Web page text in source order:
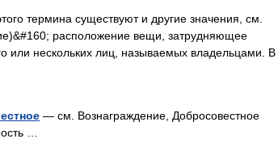
термина существуют и другие значения, см.
расположение вещи, затрудняющее
или нескольких лиц, называемых владельцами. В
— см. Вознаграждение, Добросовестное
…